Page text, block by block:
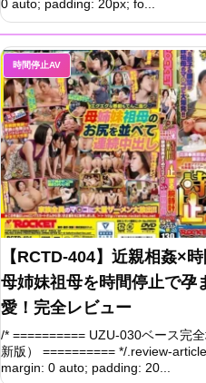
0 auto; padding: 20px; fo...
時間停止AV
【RCTD-404】近親相姦×
母姉妹祖母を時間停止で孕
愛！完全レビュー
/* ========== UZU-030ベース完
新版） ========== */.review-
margin: 0 auto; padding: 20...